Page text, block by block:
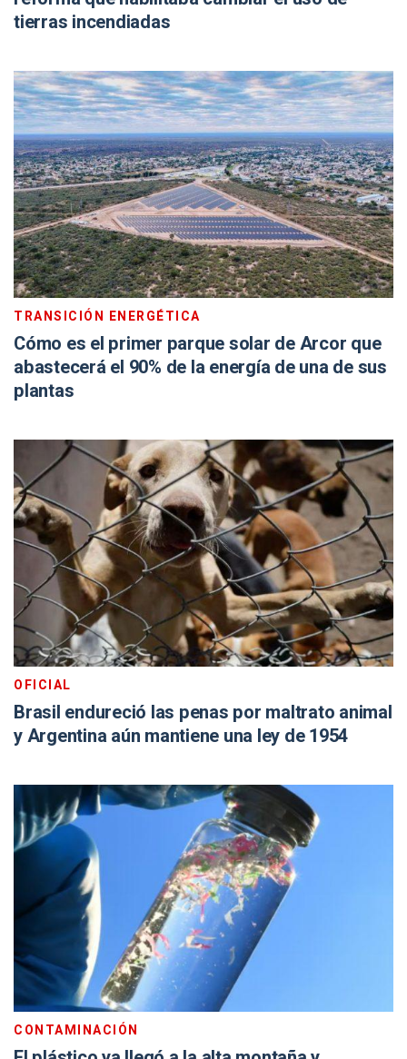
tierras incendiadas
TRANSICIÓN ENERGÉTICA
Cómo es el primer parque solar de Arcor que
abastecerá el 90% de la energía de una de sus
plantas
OFICIAL
Brasil endureció las penas por maltrato animal
y Argentina aún mantiene una ley de 1954
CONTAMINACIÓN